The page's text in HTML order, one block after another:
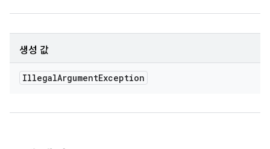
생성 값
IllegalArgumentException